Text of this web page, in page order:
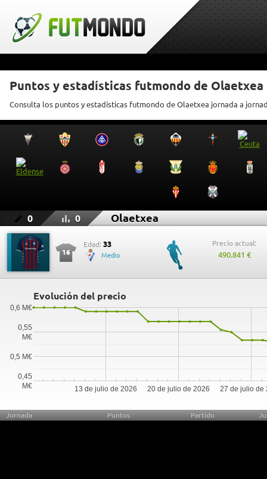
Puntos y estadísticas futmondo de Olaetxea
Consulta los puntos y estadísticas futmondo de Olaetxea jornada a
0 0 Olaetxea
16
Edad: 33
Medio
Precio actual:
490.841 €
Evolución del precio
13 de julio de 2026 20 de julio de 2026 27 de julio de
0,45
M€
0,5 M€
0,55
M€
0,6 M€
Jornada Puntos Partido